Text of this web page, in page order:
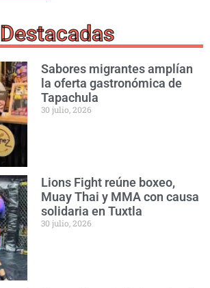
Destacadas
Sabores migrantes amplían
la oferta gastronómica de
Tapachula
30 julio, 2026
Lions Fight reúne boxeo,
Muay Thai y MMA con causa
solidaria en Tuxtla
30 julio, 2026